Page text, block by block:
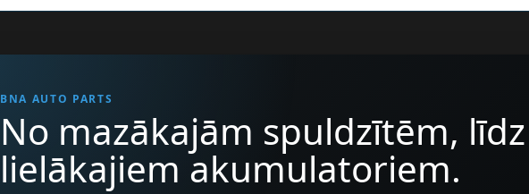
BNA AUTO PARTS
No mazākajām spuldzītēm, līdz
lielākajiem akumulatoriem.